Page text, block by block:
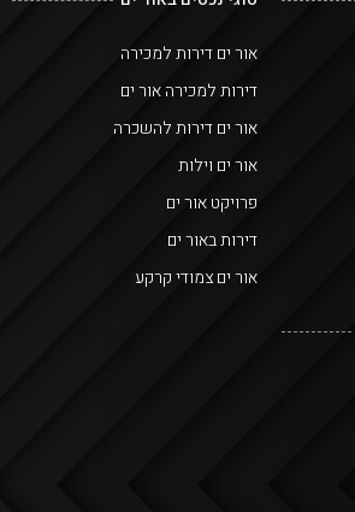
אור ים דירות למכירה
דירות למכירה אור ים
אור ים דירות להשכרה
אור ים וילות
פרויקט אור ים
דירות באור ים
אור ים צמודי קרקע